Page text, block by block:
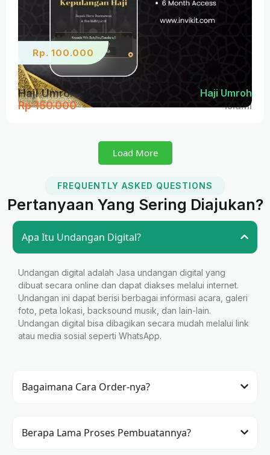
Rp. 100.000
Haji Umroh 05 Haji Umroh
Rp 150.000 Islami
Load More
FREQUENTLY ASKED QUESTIONS
Pertanyaan Yang Sering Diajukan?
Apa Itu Undangan Digital?
Undangan digital adalah Jasa undangan digital yang
dibuat secara online dan dapat diakses melalui internet.
Undangan ini dapat berisi berbagai informasi acara, galeri
foto, peta lokasi, backsound musik, dan lain-lain.
Undangan digital bisa dibagikan secara mudah melalui link
atau media sosial seperti WhatsApp.
Bagaimana Cara Order-nya?
Berapa Lama Proses Pembuatannya?